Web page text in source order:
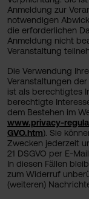
Anmeldung zur
notwendigen
die erforderlichen
Anmeldung nicht
Veranstaltung
Die Verwendung
Veranstaltungen
ist als berechtigtes
berechtigte
dem Bestehen im
www.privacy-
GVO.htm). Sie
Zwecken jederzeit
21 DSGVO per E-
In diesen Fällen
zum Widerruf
(weiteren)